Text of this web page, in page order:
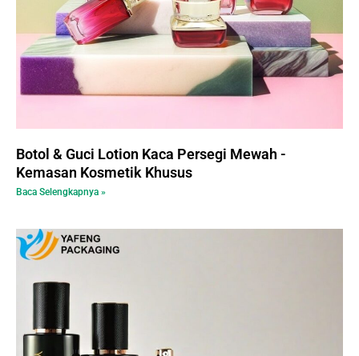
Botol & Guci Lotion Kaca Persegi Mewah -
Kemasan Kosmetik Khusus
Baca Selengkapnya »